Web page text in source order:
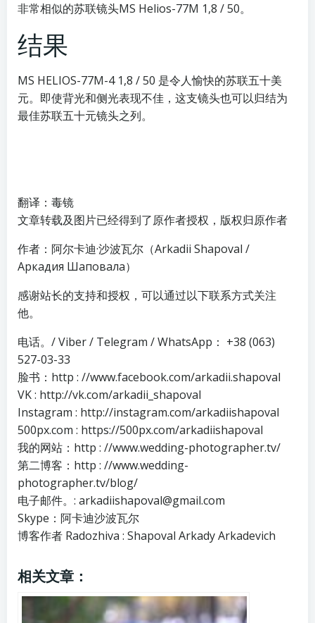
非常相似的苏联镜头MS Helios-77M 1,8 / 50。
结果
MS HELIOS-77M-4 1,8 / 50 是令人愉快的苏联五十美
元。即使背光和侧光表现不佳，这支镜头也可以归结为
最佳苏联五十元镜头之列。
翻译：毒镜
文章转载及图片已经得到了原作者授权，版权归原作者
作者：阿尔卡迪·沙波瓦尔（Arkadii Shapoval /
Аркадия Шаповала）
感谢站长的支持和授权，可以通过以下联系方式关注
他。
电话。/ Viber / Telegram / WhatsApp： +38 (063)
527-03-33
脸书：http : //www.facebook.com/arkadii.shapoval
VK : http://vk.com/arkadii_shapoval
Instagram : http://instagram.com/arkadiishapoval
500px.com : https://500px.com/arkadiishapoval
我的网站：http : //www.wedding-photographer.tv/
第二博客：http : //www.wedding-
photographer.tv/blog/
电子邮件。: arkadiishapoval@gmail.com
Skype：阿卡迪沙波瓦尔
博客作者 Radozhiva : Shapoval Arkady Arkadevich
相关文章：